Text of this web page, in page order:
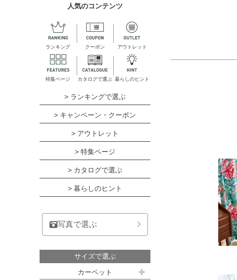
人気のコンテンツ
ランキング クーポン アウトレット
特集ページ カタログで選ぶ 暮らしのヒント
> ランキングで選ぶ
> キャンペーン・クーポン
> アウトレット
> 特集ページ
> カタログで選ぶ
> 暮らしのヒント
写真で選ぶ
サイズで選ぶ
カーペット